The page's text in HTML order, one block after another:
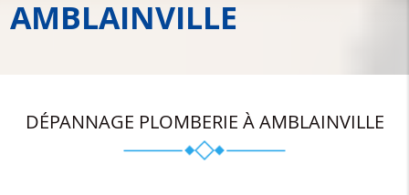
AMBLAINVILLE
DÉPANNAGE PLOMBERIE À AMBLAINVILLE